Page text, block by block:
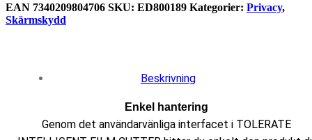
EAN ‌‌7340209804706 SKU: ED800189 Kategorier: Privacy,
Skärmskydd
Beskrivning
Enkel hantering
Genom det användarvänliga interfacet i TOLERATE